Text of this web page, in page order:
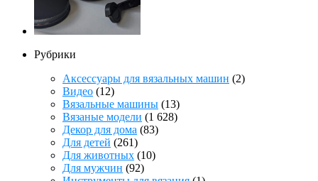
Рубрики
Аксессуары для вязальных машин (2)
Видео (12)
Вязальные машины (13)
Вязаные модели (1 628)
Декор для дома (83)
Для детей (261)
Для животных (10)
Для мужчин (92)